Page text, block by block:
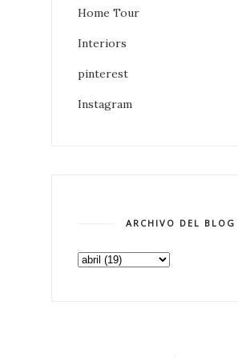
Home Tour
Interiors
pinterest
Instagram
ARCHIVO DEL BLOG